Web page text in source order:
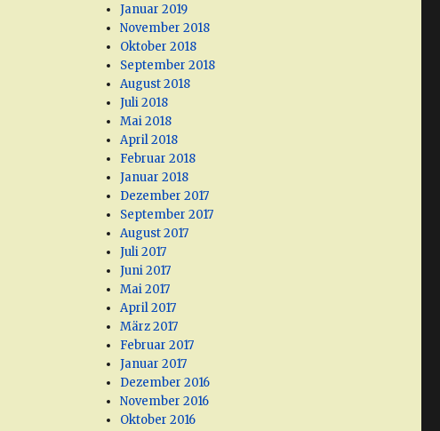
Januar 2019
November 2018
Oktober 2018
September 2018
August 2018
Juli 2018
Mai 2018
April 2018
Februar 2018
Januar 2018
Dezember 2017
September 2017
August 2017
Juli 2017
Juni 2017
Mai 2017
April 2017
März 2017
Februar 2017
Januar 2017
Dezember 2016
November 2016
Oktober 2016